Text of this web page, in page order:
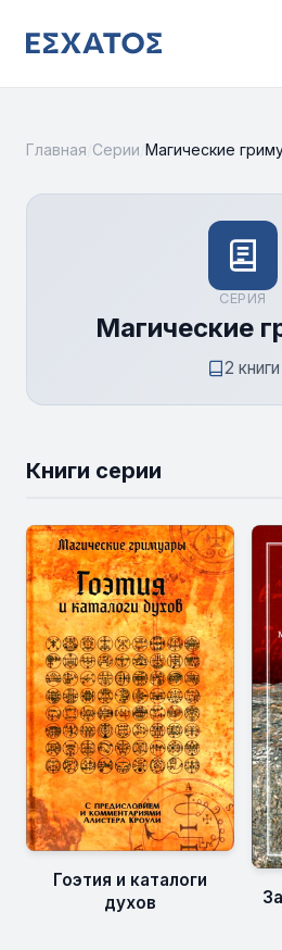
Главная Серии Магические
СЕРИЯ
Магические
2 книги
Книги серии
Гоэтия и каталоги
духов